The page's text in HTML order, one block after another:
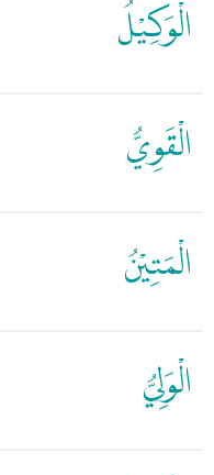
الْوَكِيْلُ
الْقَوِيُّ
الْمَتِيْنُ
الْوَلِيُّ